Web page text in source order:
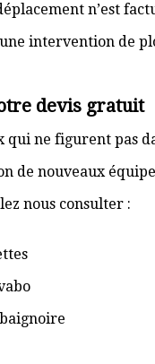
n’est
intervention de
devis gratuit
qui ne figurent pas
de nouveaux
nous consulter :